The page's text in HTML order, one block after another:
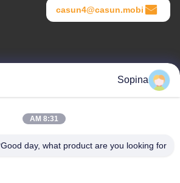
casun4@casun.mobi
Sopina
8:31 AM
Good day, what product are you looking for?